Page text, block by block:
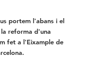
portem l'abans i el
reforma d'una
fet a l'Eixample de